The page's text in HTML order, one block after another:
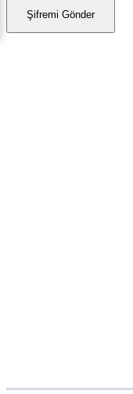
Şifremi Gönder